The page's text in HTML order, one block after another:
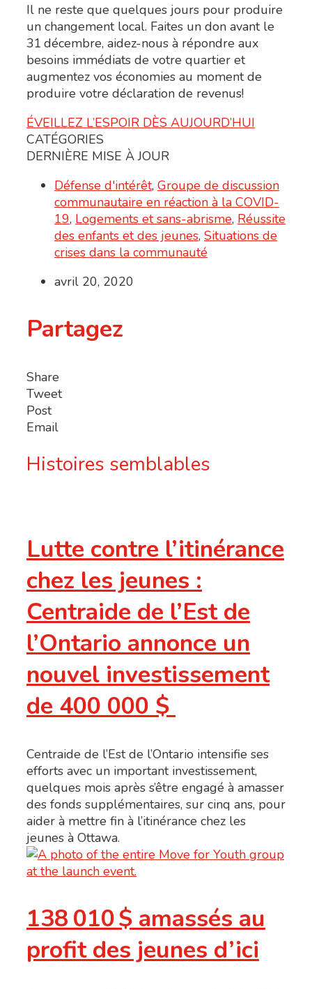
Il ne reste que quelques jours pour produire
un changement local. Faites un don avant le
31 décembre, aidez-nous à répondre aux
besoins immédiats de votre quartier et
augmentez vos économies au moment de
produire votre déclaration de revenus!
ÉVEILLEZ L’ESPOIR DÈS AUJOURD’HUI
CATÉGORIES
DERNIÈRE MISE À JOUR
Défense d'intérêt, Groupe de discussion
communautaire en réaction à la COVID-
19, Logements et sans-abrisme, Réussite
des enfants et des jeunes, Situations de
crises dans la communauté
avril 20, 2020
Partagez
Share
Tweet
Post
Email
Histoires semblables
Lutte contre l’itinérance
chez les jeunes :
Centraide de l’Est de
l’Ontario annonce un
nouvel investissement
de 400 000 $
Centraide de l’Est de l’Ontario intensifie ses
efforts avec un important investissement,
quelques mois après s’être engagé à amasser
des fonds supplémentaires, sur cinq ans, pour
aider à mettre fin à l’itinérance chez les
jeunes à Ottawa.
138 010 $ amassés au
profit des jeunes d’ici